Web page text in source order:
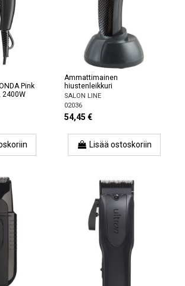
Pink
2400W
Ammattimainen
hiustenleikkuri
SALON LINE
02036
54,45 €
Lisää ostoskoriin